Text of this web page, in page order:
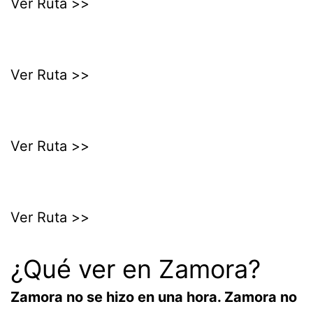
Ver Ruta >>
Ver Ruta >>
Ver Ruta >>
Ver Ruta >>
¿Qué ver en Zamora?
Zamora no se hizo en una hora. Zamora no